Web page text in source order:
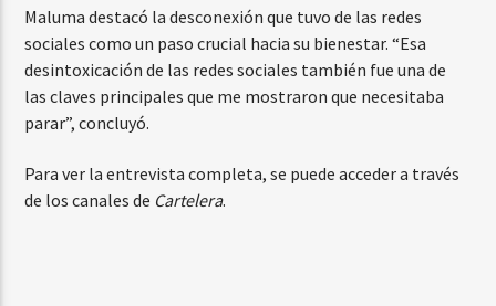
Maluma destacó la desconexión que tuvo de las redes
sociales como un paso crucial hacia su bienestar. “Esa
desintoxicación de las redes sociales también fue una de
las claves principales que me mostraron que necesitaba
parar”, concluyó.
Para ver la entrevista completa, se puede acceder a través
de los canales de Cartelera.